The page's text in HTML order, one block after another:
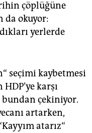
çöplüğüne
da okuyor:
yerlerde
seçimi kaybetmesi
karşı
bundan çekiniyor.
artarken,
atarız“